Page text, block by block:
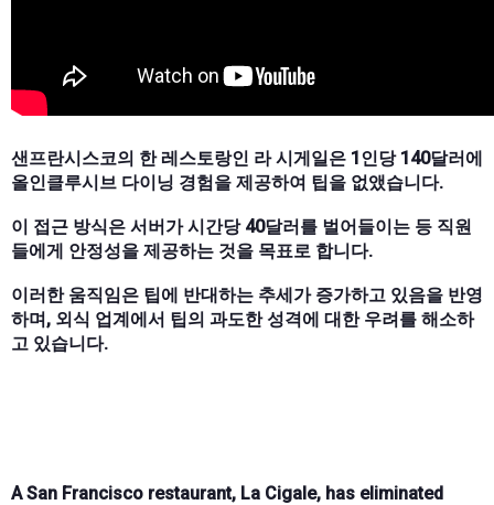
샌프란시스코의 한 레스토랑인 라 시게일은 1인당 140달러에
올인클루시브 다이닝 경험을 제공하여 팁을 없앴습니다.
이 접근 방식은 서버가 시간당 40달러를 벌어들이는 등 직원
들에게 안정성을 제공하는 것을 목표로 합니다.
이러한 움직임은 팁에 반대하는 추세가 증가하고 있음을 반영
하며, 외식 업계에서 팁의 과도한 성격에 대한 우려를 해소하
고 있습니다.
A San Francisco restaurant, La Cigale, has eliminated